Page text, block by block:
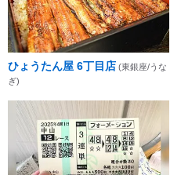
ひょうたん屋 6丁目店 (東銀座/うな
ぎ)